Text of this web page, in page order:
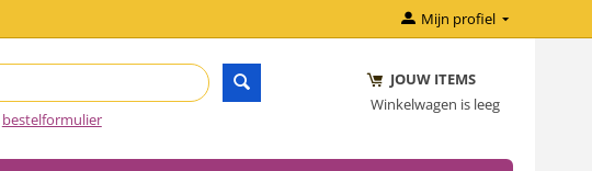
Mijn profiel
bestelformulier
JOUW ITEMS
Winkelwagen is leeg